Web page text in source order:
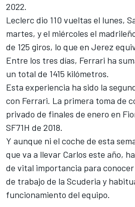
2022.
Leclerc dio 110 vueltas el lunes,
martes, y el miércoles el
de 125 giros, lo que en Jerez
Entre los tres días, Ferrari ha
un total de 1415 kilómetros.
Esta experiencia ha sido la
con Ferrari. La primera toma de
privado de finales de enero en
SF71H de 2018.
Y aunque ni el coche de esta
que va a llevar Carlos este año,
de vital importancia para
de trabajo de la Scuderia y
funcionamiento del equipo.